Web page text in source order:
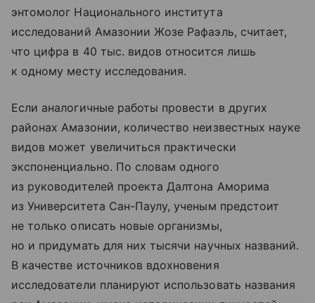
энтомолог Национального института
исследований Амазонии Жозе Рафаэль, считает,
что цифра в 40 тыс. видов относится лишь
к одному месту исследования.
Если аналогичные работы провести в других
районах Амазонии, количество неизвестных науке
видов может увеличиться практически
экспоненциально. По словам одного
из руководителей проекта Далтона Аморима
из Университета Сан-Паулу, ученым предстоит
не только описать новые организмы,
но и придумать для них тысячи научных названий.
В качестве источников вдохновения
исследователи планируют использовать названия